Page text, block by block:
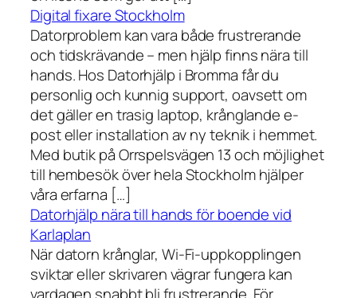
Digital fixare Stockholm
Datorproblem kan vara både frustrerande
och tidskrävande – men hjälp finns nära till
hands. Hos Datorhjälp i Bromma får du
personlig och kunnig support, oavsett om
det gäller en trasig laptop, krånglande e-
post eller installation av ny teknik i hemmet.
Med butik på Orrspelsvägen 13 och möjlighet
till hembesök över hela Stockholm hjälper
våra erfarna […]
Datorhjälp nära till hands för boende vid
Karlaplan
När datorn krånglar, Wi-Fi-uppkopplingen
sviktar eller skrivaren vägrar fungera kan